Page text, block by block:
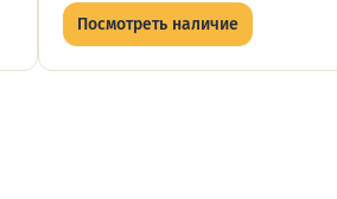
Посмотреть наличие